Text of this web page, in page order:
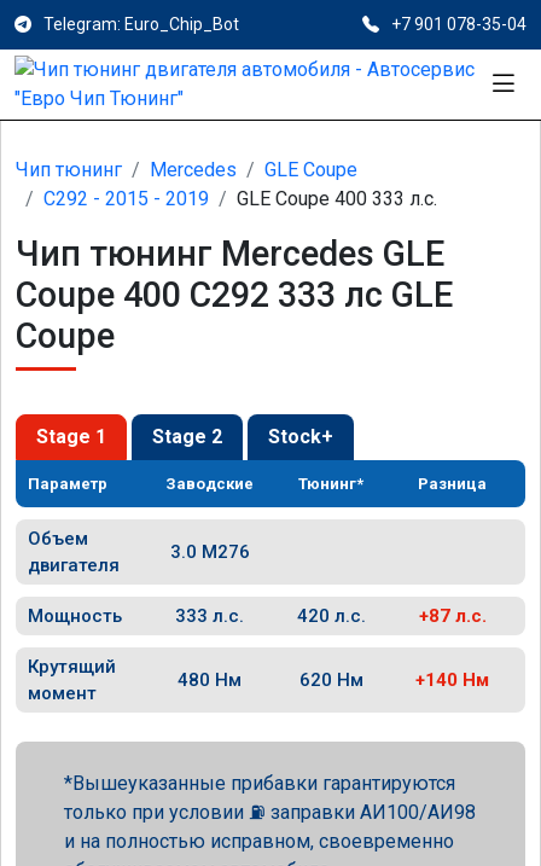
Telegram: Euro_Chip_Bot +7 901 078-35-04
Чип тюнинг Mercedes
GLE Coupe
C292 - 2015 - 2019
GLE Coupe 400 333 л.с.
Чип тюнинг Mercedes GLE
Coupe 400 C292 333 лс GLE
Coupe
Stage 1 Stage 2 Stock+
Параметр Заводские Тюнинг* Разница
Объем
двигателя
3.0 M276
Мощность 333 л.с. 420 л.с. +87 л.с.
Крутящий
момент
480 Нм 620 Нм +140 Нм
Вышеуказанные прибавки гарантируются
только при условии ⛽ заправки АИ100/АИ98
и на полностью исправном, своевременно